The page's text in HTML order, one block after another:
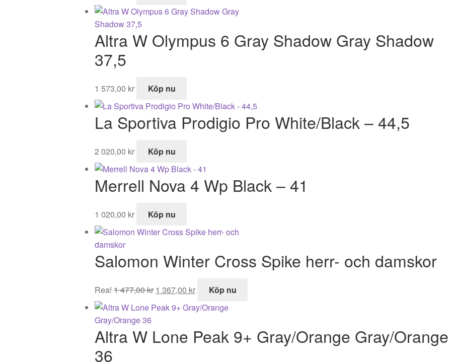
Altra W Olympus 6 Gray Shadow Gray Shadow
37,5
1 573,00 kr Köp nu
La Sportiva Prodigio Pro White/Black – 44,5
2 020,00 kr Köp nu
Merrell Nova 4 Wp Black – 41
1 020,00 kr Köp nu
Salomon Winter Cross Spike herr- och damskor
Rea! 1 477,00kr
ursprungliga
priset
477,00 kr.
1 367,00 kr
nuvarande
priset
1
Köp nu
Altra W Lone Peak 9+ Gray/Orange Gray/Orange
36